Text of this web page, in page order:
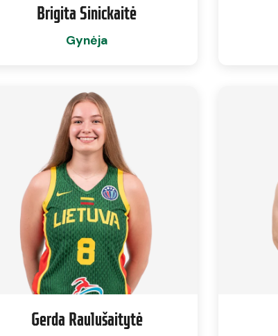
Brigita Sinickaitė
Gynėja
Gerda Raulušaitytė